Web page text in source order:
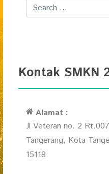
Kontak SMKN
Alamat :
Jl Veteran no. 2
Tangerang, Kota
15118